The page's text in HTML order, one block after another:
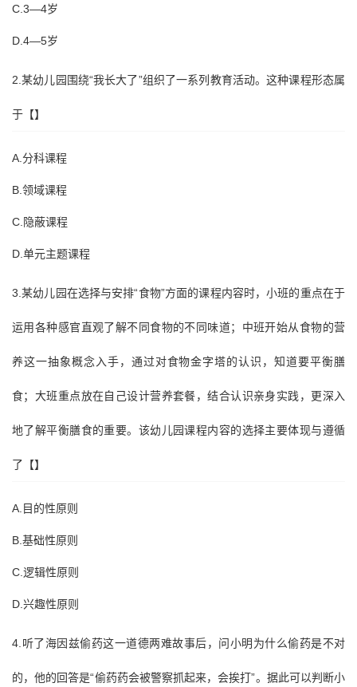
C.3—4岁
D.4—5岁
2.某幼儿园围绕“我长大了”组织了一系列教育活动。这种课程形态属
于【】
A.分科课程
B.领域课程
C.隐蔽课程
D.单元主题课程
3.某幼儿园在选择与安排“食物”方面的课程内容时，小班的重点在于
运用各种感官直观了解不同食物的不同味道；中班开始从食物的营
养这一抽象概念入手，通过对食物金字塔的认识，知道要平衡膳
食；大班重点放在自己设计营养套餐，结合认识亲身实践，更深入
地了解平衡膳食的重要。该幼儿园课程内容的选择主要体现与遵循
了【】
A.目的性原则
B.基础性原则
C.逻辑性原则
D.兴趣性原则
4.听了海因兹偷药这一道德两难故事后，问小明为什么偷药是不对
的，他的回答是“偷药药会被警察抓起来，会挨打”。据此可以判断小